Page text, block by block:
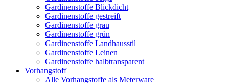
Gardinenstoffe Blickdicht
Gardinenstoffe gestreift
Gardinenstoffe grau
Gardinenstoffe grün
Gardinenstoffe Landhausstil
Gardinenstoffe Leinen
Gardinenstoffe halbtransparent
Vorhangstoff
Alle Vorhangstoffe als Meterware